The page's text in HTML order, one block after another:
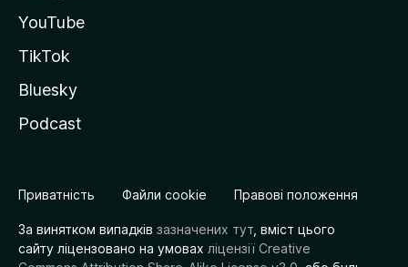
YouTube
TikTok
Bluesky
Podcast
Приватність Файли cookie Правові положення
За винятком випадків зазначених тут , вміст цього
сайту ліцензовано на умовах ліцензії Creative